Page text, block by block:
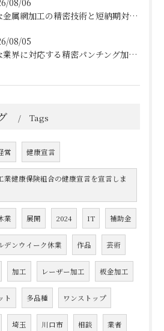
08/06
多様な金属網加工の精密技術と短納期対応の実例
08/05
多様な業界に対応する精密パンチング加工の実践技術
Tags
営 健康宣言
業健康保険組合の健康宣言を宣言しま
業 展開 2024 IT 補助金
デンウイーク休業 作品 芸術
加工 レーザー加工 板金加工
ト 多品種 ワンストップ
埼玉 川口市 相談 業者